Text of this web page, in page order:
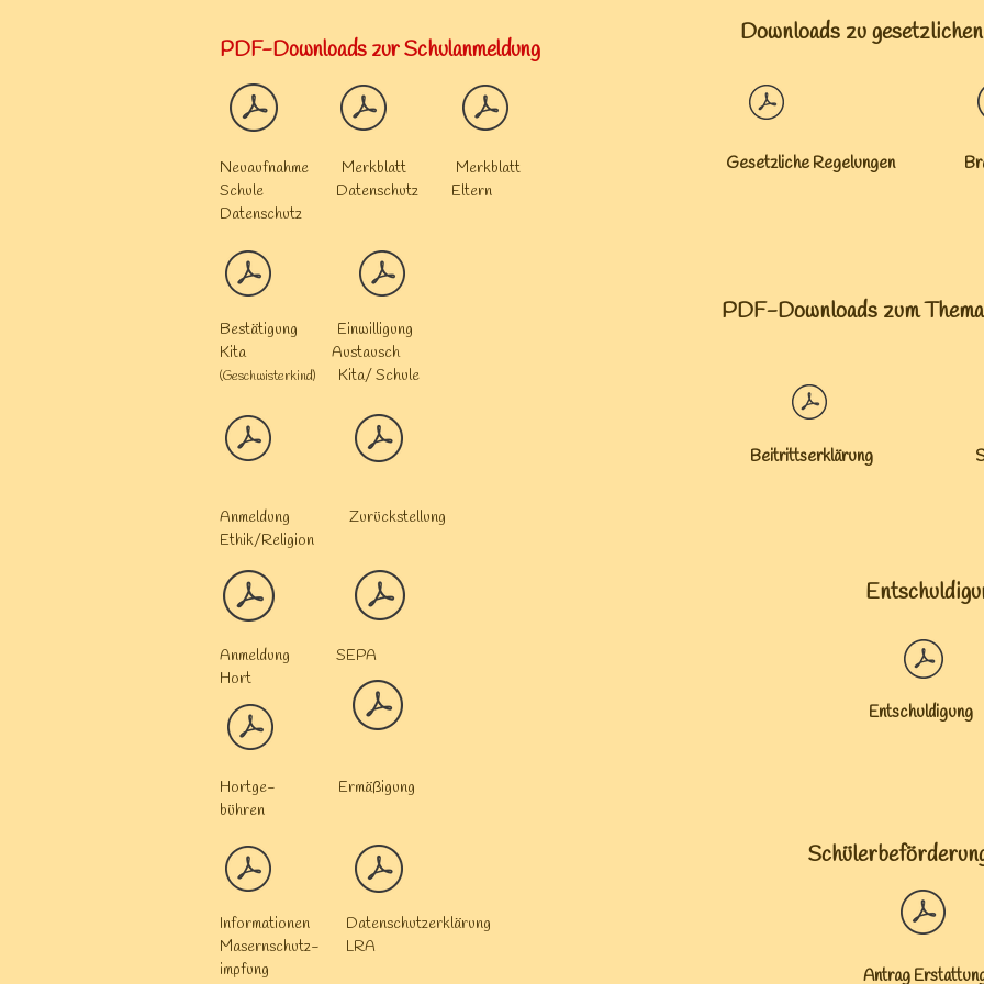
PDF-Downloads zur Schulanmeldung
Neuaufnahme Merkblatt Merkblatt
Schule Datenschutz Eltern
Datenschutz
Bestätigung Einwilligung
Kita Austausch
(Geschwisterkind) Kita/ Schule
Anmeldung
Zurückstellung
Ethik/Religion
Anmeldung SEPA
Hort
Hortge- Ermäßigung
bühren
Informationen Datenschutzerklärung
Masernschutz- LRA
impfung
Downloads zu
Gesetzliche Regelungen
PDF-Downloads zum
Beitrittserklärung
Entschuldigung
Antrag